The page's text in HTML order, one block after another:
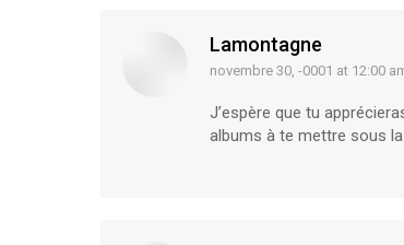
Lamontagne
says:
novembre 30, -0001 at 12:00
J’espère que tu
albums à te mettre sous